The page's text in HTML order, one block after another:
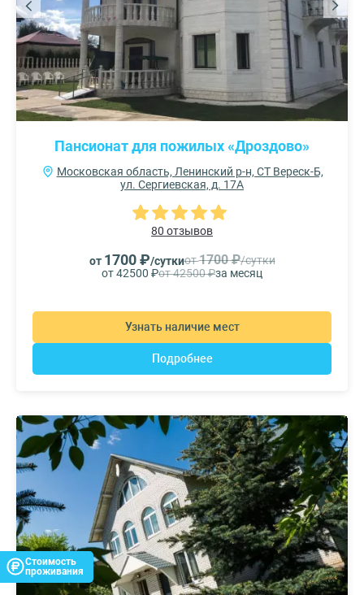
Пансионат для пожилых «Дроздово»
Московская область, Ленинский р-н, СТ Вереск-Б,
ул. Сергиевская, д. 17А
80 отзывов
от 1700 ₽/суткиот1700 ₽/сутки
от 42500 ₽от 42500 ₽за месяц
Узнать наличие мест
Подробнее
Стоимость
проживания